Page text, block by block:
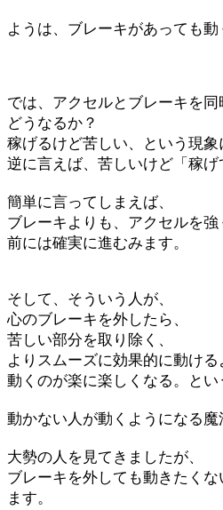
ようは、ブレーキがあっても動
では、アクセルとブレーキを同
どうなるか？
稼げるけど苦しい、という現象
逆に言えば、苦しいけど「稼げ
簡単に言ってしまえば、
ブレーキよりも、アクセルを強
前には確実に進むみます。
そして、そういう人が、
心のブレーキを外したら、
苦しい部分を取り除く、
よりスムーズに効果的に動ける
動くのが楽に楽しくなる。とい
動かない人が動くようになる魔
大勢の人を見てきましたが、
ブレーキを外しても動きたく
ます。